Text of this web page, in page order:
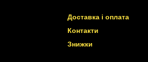
Доставка і оплата
Контакти
Знижки